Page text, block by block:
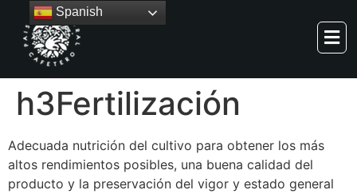
h3Fertilización
Adecuada nutrición del cultivo para obtener los más
altos rendimientos posibles, una buena calidad del
producto y la preservación del vigor y estado general
Spanish